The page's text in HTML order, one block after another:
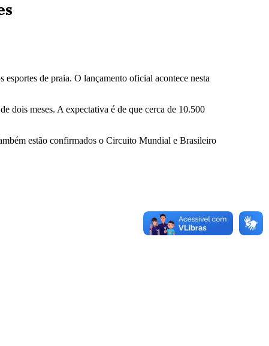
de praia. O lançamento oficial acontece nesta
dois meses. A expectativa é de que cerca de 10.500
estão confirmados o Circuito Mundial e Brasileiro